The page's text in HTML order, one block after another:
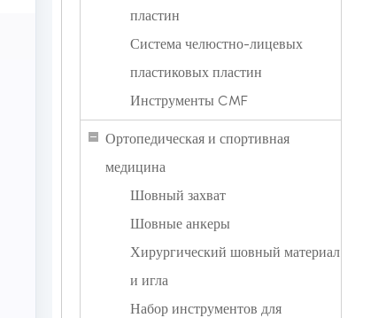
пластин
Система челюстно-лицевых
пластиковых пластин
Инструменты CMF
Ортопедическая и спортивная
медицина
Шовный захват
Шовные анкеры
Хирургический шовный материал
и игла
Набор инструментов для